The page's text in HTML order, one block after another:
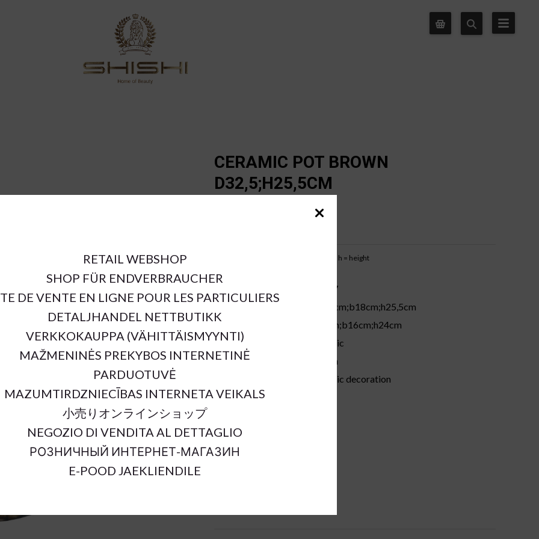
CERAMIC POT BROWN
D32,5;H25,5CM
h = height
62247
a32,5cm;b18cm;h25,5cm
Inner Dimensions:
a30cm;b16cm;h24cm
Material:
ceramic
Color:
brown
ceramic decoration
Units:
RETAIL WEBSHOP
SHOP FÜR ENDVERBRAUCHER
DE VENTE EN LIGNE POUR LES PARTICULIERS
DETALJHANDEL NETTBUTIKK
VERKKOKAUPPA (VÄHITTÄISMYYNTI)
MAŽMENINĖS PREKYBOS INTERNETINĖ
PARDUOTUVĖ
MAZUMTIRDZNIECĪBAS INTERNETA VEIKALS
小売りオンラインショップ
NEGOZIO DI VENDITA AL DETTAGLIO
РОЗНИЧНЫЙ ИНТЕРНЕТ-МАГАЗИН
E-POOD JAEKLIENDILE